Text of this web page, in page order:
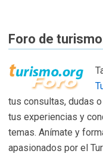
Foro de
tus consultas, dudas
tus experiencias y
temas. Anímate y
apasionados por el